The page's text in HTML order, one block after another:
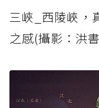
三峽_西陵峽，
之感(攝影：洪